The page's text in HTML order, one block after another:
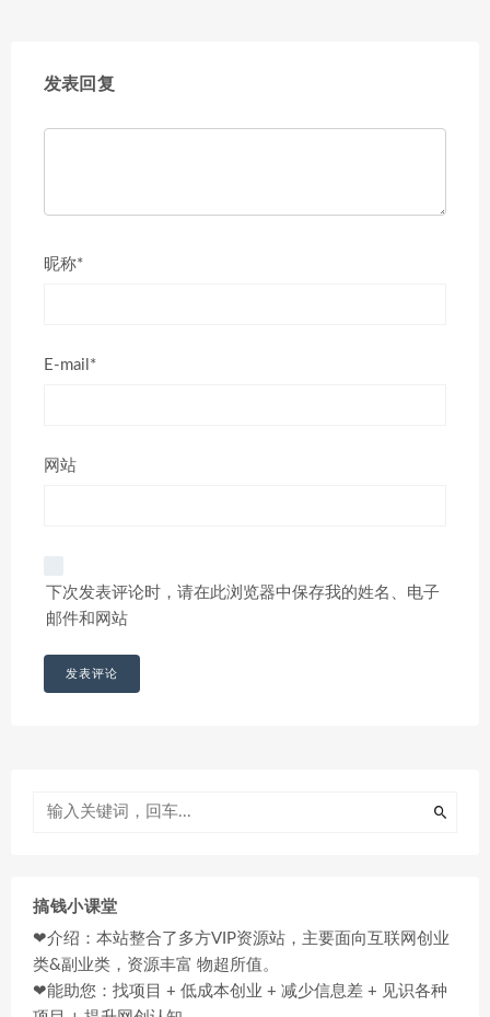
发表回复
昵称*
E-mail*
网站
下次发表评论时，请在此浏览器中保存我的姓名、电子
邮件和网站
搞钱小课堂
❤介绍：本站整合了多方VIP资源站，主要面向互联网创业
类&副业类，资源丰富 物超所值。
❤能助您：找项目 + 低成本创业 + 减少信息差 + 见识各种